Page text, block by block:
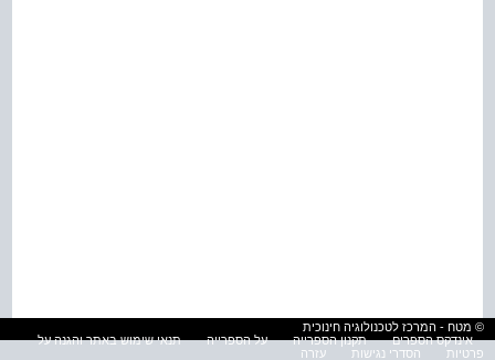
© מטח - המרכז לטכנולוגיה חינוכית
אינדקס הספרים
תקנון הספרייה על הספרייה
תנאי שימוש באתר והגנה על
פרטיות
הסדרי נגישות עזרה